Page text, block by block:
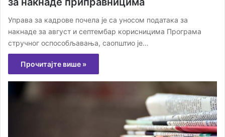
Управа за кадрове почела је са уносом података за
накнаде за август и септембар корисницима Програма
стручног оспособљавања, саопштио је…
Прочитајте више »